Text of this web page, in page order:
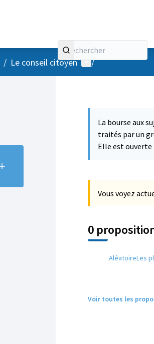
/ Le conseil citoyen Menu utilisateur
/
La bourse aux
traités par un
Elle est
Vous voyez
0
AléatoireLes
Voir toutes les